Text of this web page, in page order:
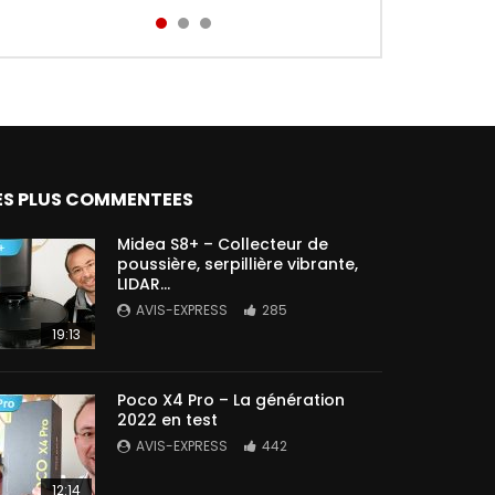
PLUS COMMENTEES
19:13
Midea S8+ – Collecteur de
poussière, serpillière vibrante,
LIDAR…
AVIS-EXPRESS 285
12:14
Poco X4 Pro – La génération
2022 en test
AVIS-EXPRESS 442